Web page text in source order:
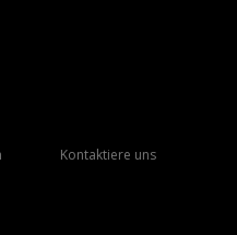
Kontaktiere uns